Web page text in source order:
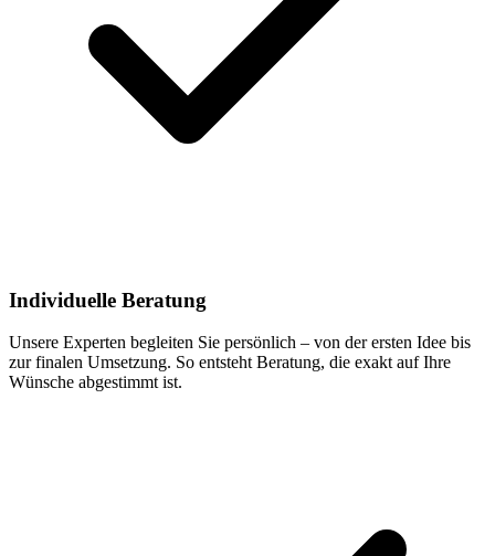
Individuelle Beratung
Unsere Experten begleiten Sie persönlich – von der ersten Idee bis
zur finalen Umsetzung. So entsteht Beratung, die exakt auf Ihre
Wünsche abgestimmt ist.